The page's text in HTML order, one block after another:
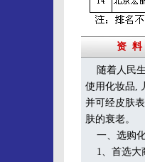
资 料
随着人民生
使用化妆品,
并可经皮肤
肤的衰老。
一、选购化
1、首选大